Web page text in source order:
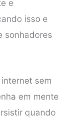
e
isso e
sonhadores
sem
em mente
quando